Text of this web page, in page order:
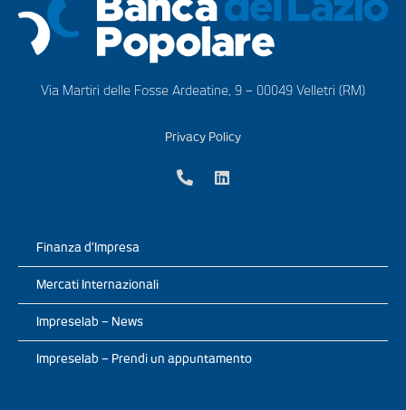
Via Martiri delle Fosse Ardeatine, 9 – 00049 Velletri (RM)
Privacy Policy
Finanza d’Impresa
Mercati Internazionali
Impreselab – News
Impreselab – Prendi un appuntamento